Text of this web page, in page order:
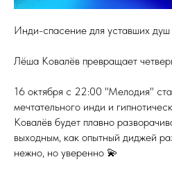
Инди-спасение для уставших душ
Лёша Ковалёв превращает
16 октября с 22:00 "Мелодия"
мечтательного инди и
Ковалёв будет плавно
выходным, как опытный диджей
нежно, но уверенно 💫